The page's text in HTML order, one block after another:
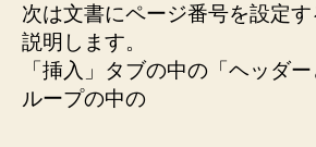
次は文書にページ番号を設定
説明します。
「挿入」タブの中の「ヘッダ
ループの中の